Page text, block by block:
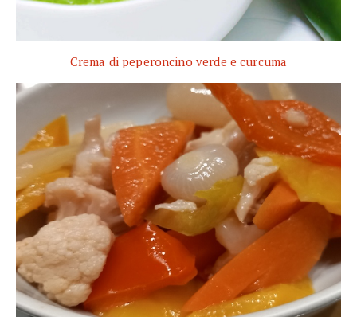
Crema di peperoncino verde e curcuma